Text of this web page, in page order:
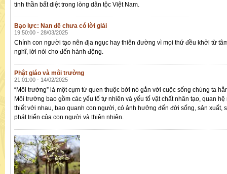
tinh thần bất diệt trong lòng dân tộc Việt Nam.
Bạo lực: Nan đề chưa có lời giải
19:50:00 - 28/03/2025
Chính con người tạo nên địa ngục hay thiên đường vì mọi thứ đều khởi từ
nghĩ, lời nói cho đến hành động.
Phật giáo và môi trường
21:01:00 - 14/02/2025
“Môi trường” là một cụm từ quen thuộc bởi nó gắn với cuộc sống chúng ta
Môi trường bao gồm các yếu tố tự nhiên và yếu tố vật chất nhân tạo, quan hệ
thiết với nhau, bao quanh con người, có ảnh hưởng đến đời sống, sản xuất,
phát triển của con người và thiên nhiên.